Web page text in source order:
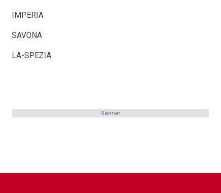
IMPERIA
SAVONA
LA-SPEZIA
Banner